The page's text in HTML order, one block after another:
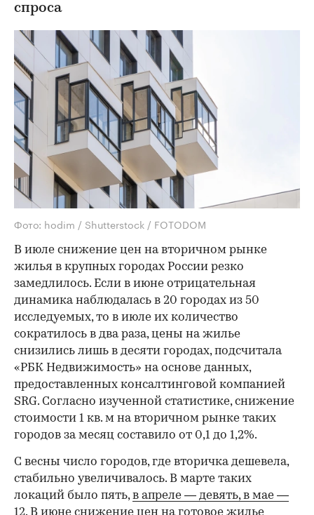
спроса
Фото: hodim / Shutterstock / FOTODOM
В июле снижение цен на вторичном рынке
жилья в крупных городах России резко
замедлилось. Если в июне отрицательная
динамика наблюдалась в 20 городах из 50
исследуемых, то в июле их количество
сократилось в два раза, цены на жилье
снизились лишь в десяти городах, подсчитала
«РБК Недвижимость» на основе данных,
предоставленных консалтинговой компанией
SRG. Согласно изученной статистике, снижение
стоимости 1 кв. м на вторичном рынке таких
городов за месяц составило от 0,1 до 1,2%.
С весны число городов, где вторичка дешевела,
стабильно увеличивалось. В марте таких
локаций было пять,в апреле — девять,в мае —